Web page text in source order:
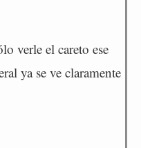
verle el careto ese
ya se ve claramente